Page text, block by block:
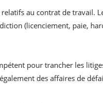
au contrat de travail.
(licenciement, paie,
pour trancher les
des affaires de